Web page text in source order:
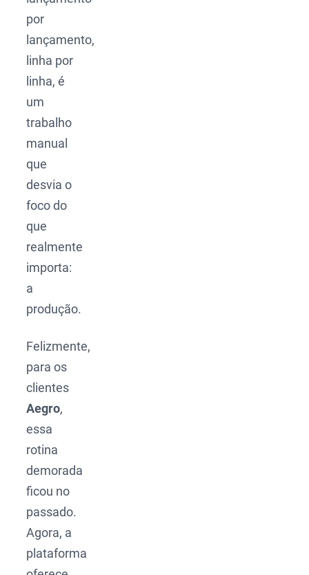
por
lançamento,
linha por
linha, é
um
trabalho
manual
que
desvia o
foco do
que
realmente
importa:
a
produção.
Felizmente,
para os
clientes
Aegro,
essa
rotina
demorada
ficou no
passado.
Agora, a
plataforma